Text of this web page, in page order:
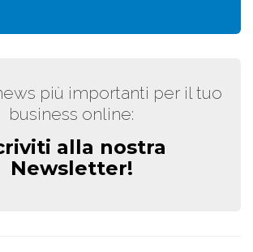
più importanti per il tuo
business online:
alla nostra
Newsletter!